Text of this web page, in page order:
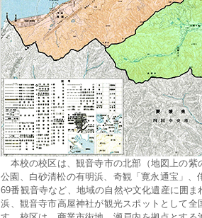
本校の校区は、観音寺市の北部（地図上の紫
公園、白砂清松の有明浜、奇観「寛永通宝」
69番観音寺など、地域の自然や文化遺産に囲
浜、観音寺市高屋神社が観光スポットとして